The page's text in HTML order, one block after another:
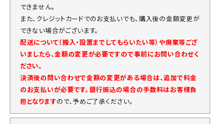
できません。
また、クレジットカードでのお支払いでも、購入後の金額変更が
できない場合がございます。
配送について（搬入・設置までしてもらいたい等）や廃棄等ござ
いましたら、金額の変更が必要ですので事前にお問い合わせく
ださい。
決済後の問い合わせで金額の変更がある場合は、追加で料金
のお支払いが必要です。銀行振込の場合の手数料はお客様負
担となりますので、予めご了承ください。